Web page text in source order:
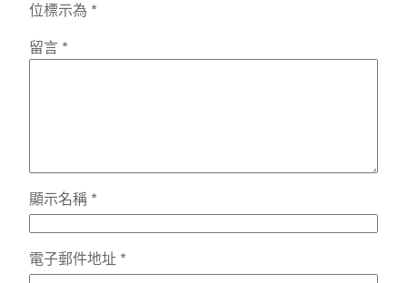
位標示為 *
留言 *
顯示名稱 *
電子郵件地址 *